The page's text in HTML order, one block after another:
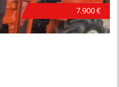
7.900 €